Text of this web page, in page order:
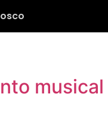
musical